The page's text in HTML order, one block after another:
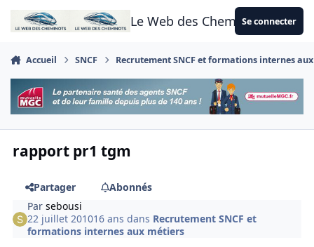
Aller au contenu
Le Web des CheminotsSe connecter
Accueil SNCF Recrutement SNCF et formations internes
rapport pr1 tgm
Partager
Abonnés
Parsebousi
22 juillet 201016 ans dans Recrutement SNCF et
formations internes aux métiers